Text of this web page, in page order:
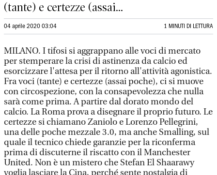
(tante) e certezze (assai...
04 aprile 2020 03:04 1 MINUTI DI LETTURA
MILANO. I tifosi si aggrappano alle voci di mercato
per stemperare la crisi di astinenza da calcio ed
esorcizzare l'attesa per il ritorno all'attività agonistica.
Fra voci (tante) e certezze (assai poche), ci si muove
con circospezione, con la consapevolezza che nulla
sarà come prima. A partire dal dorato mondo del
calcio. La Roma prova a disegnare il proprio futuro. Le
certezze si chiamano Zaniolo e Lorenzo Pellegrini,
una delle poche mezzale 3.0, ma anche Smalling, sul
quale il tecnico chiede garanzie per la riconferma
prima di discuterne il riscatto con il Manchester
United. Non è un mistero che Stefan El Shaarawy
voglia lasciare la Cina, perché sente nostalgia di